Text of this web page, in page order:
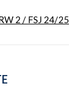
2 / FSJ 24/25